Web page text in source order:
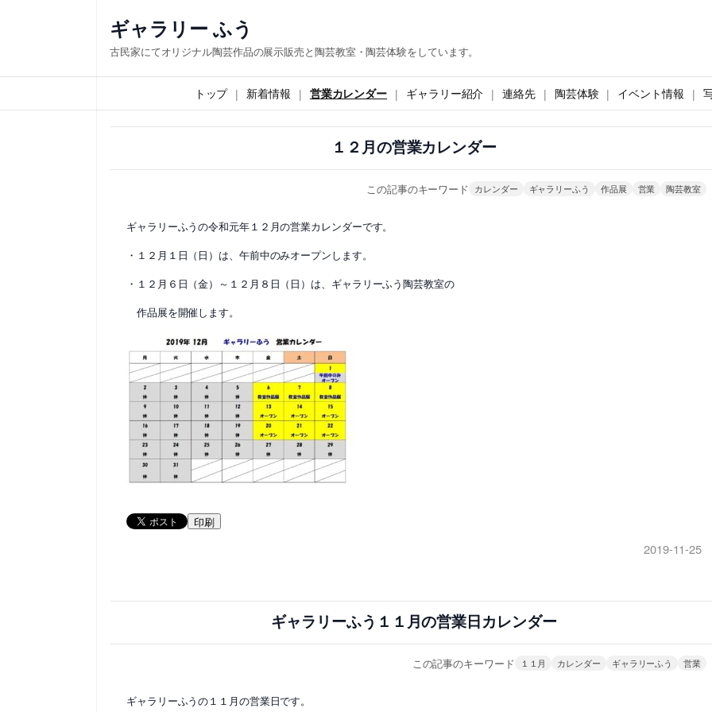
ス
キ
ギャラリー ふう
古民家にてオリジナル陶芸作品の展示販売と陶芸教室・陶芸体験をしています。
トップ 新着情報 営業カレンダー ギャラリー紹介 連絡先 陶芸体験 イベント情報
１２月の営業カレンダー
この記事のキーワード カレンダー ギャラリーふう 作品展 営業 陶芸教室
ギャラリーふうの令和元年１２月の営業カレンダーです。
・１２月１日（日）は、午前中のみオープンします。
・１２月６日（金）～１２月８日（日）は、ギャラリーふう陶芸教室の
作品展を開催します。
印刷
2019-11-25
ギャラリーふう１１月の営業日カレンダー
この記事のキーワード １１月 カレンダー ギャラリーふう 営業
ギャラリーふうの１１月の営業日です。